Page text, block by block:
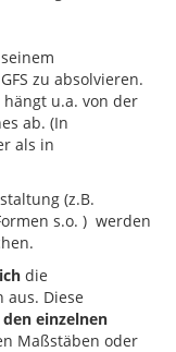
zu absolvieren.
u.a. von der
ab. (In
als in
(z.B.
s.o. ) werden
die
Diese
den einzelnen
Maßstäben oder